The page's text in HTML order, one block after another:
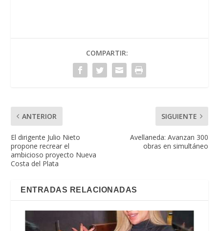
COMPARTIR:
ANTERIOR
El dirigente Julio Nieto
propone recrear el
ambicioso proyecto Nueva
Costa del Plata
SIGUIENTE
Avellaneda: Avanzan 300
obras en simultáneo
ENTRADAS RELACIONADAS